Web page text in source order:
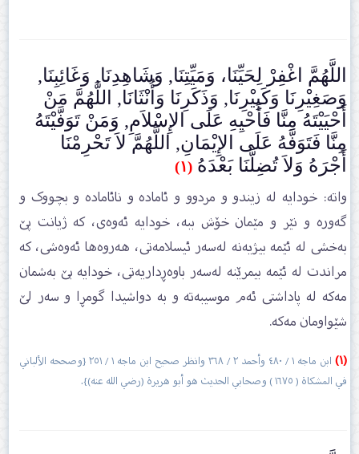
اللَّهُمَّ اغْفِرْ لِحَيِّنَا، وَمَيِّتِنَا, وَشَاهِدِنَا, وَغَائِبِنَا,
وَصَغِيْرِنَا وَكَبِيْرِنَا, وَذَكَرِنَا وَأُنْثَانَا, اللَّهُمَّ مَنْ
أَحْيَيْتَهُ مِنَّا فَأَحْيِهِ عَلَى الإِسْلاَمِ, وَمَنْ تَوَفَّيْتَهُ
مِنَّا فَتَوَفَّهُ عَلَى الإِيْمَانِ, اللَّهُمَّ لاَ تَحْرِمْنَا
أَجْرَهُ وَلاَ تُضِلَّنَا بَعْدَهُ(١)
واتە: خودایە لە زیندو و مردوو و ئامادە و نائامادە و بچووک و
گەورە و نێر و مێمان خۆش ببە، خودایە ئەوەی، کە ژیانت پێ
بەخشی لە ئێمە بیژیەنە لەسەر ئیسلامەتی، ھەروەھا ئەوەشی، کە
مراندت لە ئێمە بیمرێنە لەسەر باوەڕداریەتی، خودایە بێ بەشمان
مەکە لە پاداشتی ئەم موسیبەتە و بە دواشیدا گومڕا و سەر لێ
شێواومان مەکە.
(١)
ابن ماجه ١ / ٤٨٠ وأحمد ٢ / ٣٦٨ وانظر صحيح ابن ماجه ١ / ٢٥١ {وصححه الألباني
في المشكاة ( ١٦٧٥ ) وصحابي الحديث هو أبو هريرة (رضي الله عنه)}.